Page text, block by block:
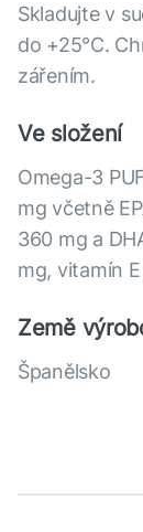
Skladujte v
do +25°C.
zářením.
Ve složení
Omega-3
mg včetně
360 mg a
mg, vitamín
Země
Španělsko